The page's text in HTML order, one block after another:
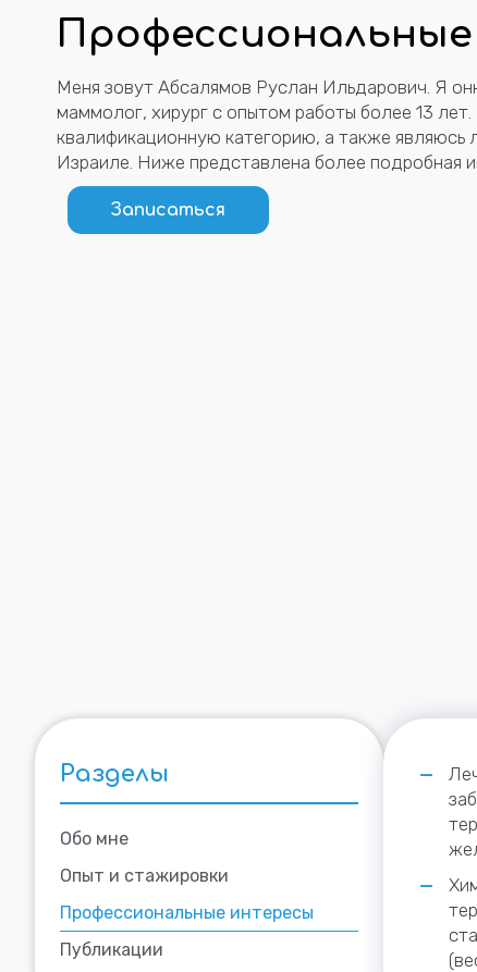
Меня зовут Абсалямов Руслан Ильдарович. Я
маммолог, хирург с опытом работы более 13
квалификационную категорию, а также являюсь
Израиле. Ниже представлена более подробная
Записаться
Разделы
Обо мне
Опыт и стажировки
Профессиональные интересы
Публикации